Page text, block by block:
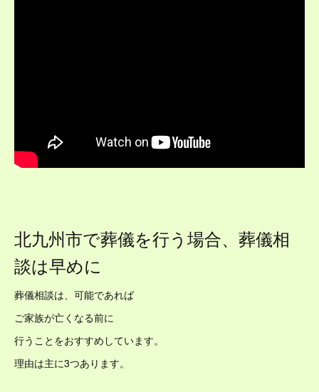
北九州市で葬儀を行う場合、葬儀相
談は早めに
葬儀相談は、可能であれば
ご家族が亡くなる前に
行うことをおすすめしています。
理由は主に3つあります。